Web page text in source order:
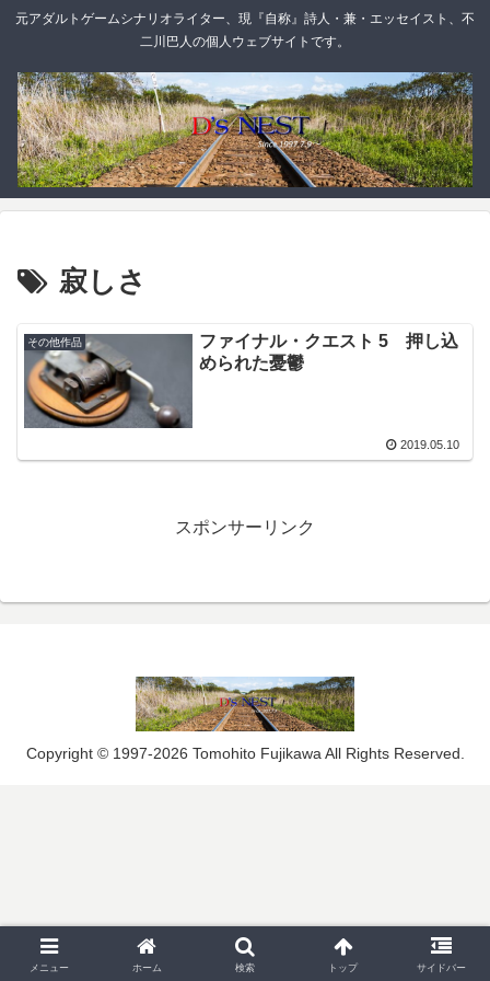
元アダルトゲームシナリオライター、現『自称』詩人・兼・エッセイスト、不
二川巴人の個人ウェブサイトです。
寂しさ
その他作品
ファイナル・クエスト 5 押し込
められた憂鬱
2019.05.10
スポンサーリンク
Copyright © 1997-2026 Tomohito Fujikawa All Rights Reserved.
メニュー ホーム 検索 トップ サイドバー